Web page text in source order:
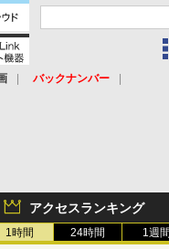
バックナンバー
アクセスランキング
1時間 24時間 1週間